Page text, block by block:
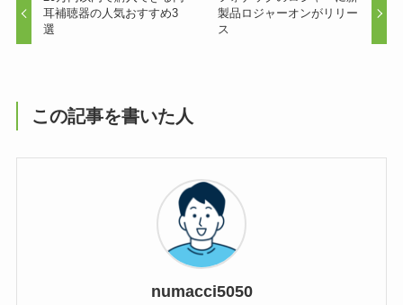
耳補聴器の人気おすすめ3
選
製品ロジャーオンがリリー
ス
この記事を書いた人
numacci5050